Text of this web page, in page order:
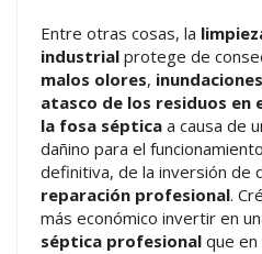
Entre otras cosas, la
industrialprotege de
malos olores, inundaciones
atasco de los residuos en
la fosa sépticaa causa de
dañino para el
definitiva, de la inversión de
reparación profesional.
más económico invertir en
séptica profesionalque en